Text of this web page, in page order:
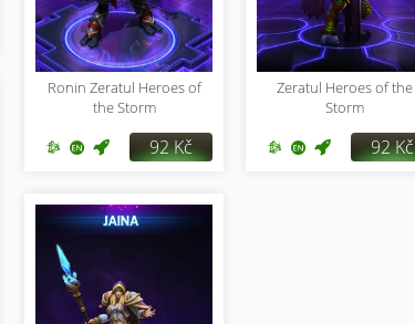
Ronin Zeratul Heroes of
the Storm
92 Kč
Zeratul Heroes of the
Storm
92 Kč